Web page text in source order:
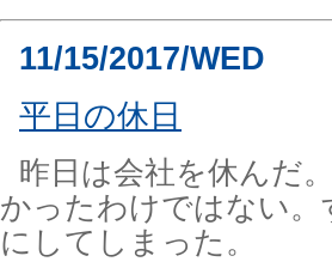
11/15/2017/WED
平日の休日
昨日は会社を休んだ
かったわけではない
にしてしまった。